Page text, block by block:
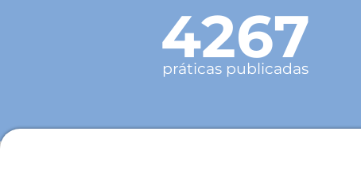
4267
práticas publicadas